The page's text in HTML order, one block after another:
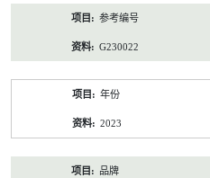
参考编号
G230022
年份
2023
品牌